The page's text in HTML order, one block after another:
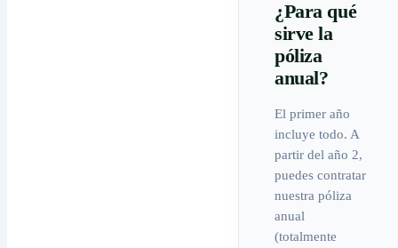
¿Para qué
sirve la
póliza
anual?
El primer año
incluye todo. A
partir del año 2,
puedes contratar
nuestra póliza
anual
(totalmente